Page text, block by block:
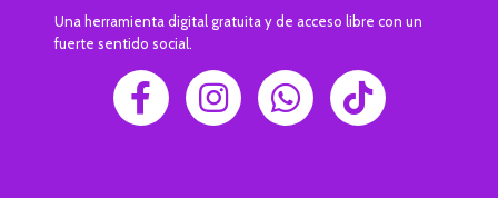
Una herramienta digital gratuita y de acceso libre con un
fuerte sentido social.